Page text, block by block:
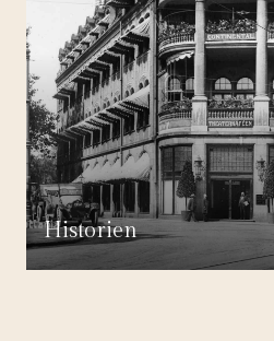
Historien